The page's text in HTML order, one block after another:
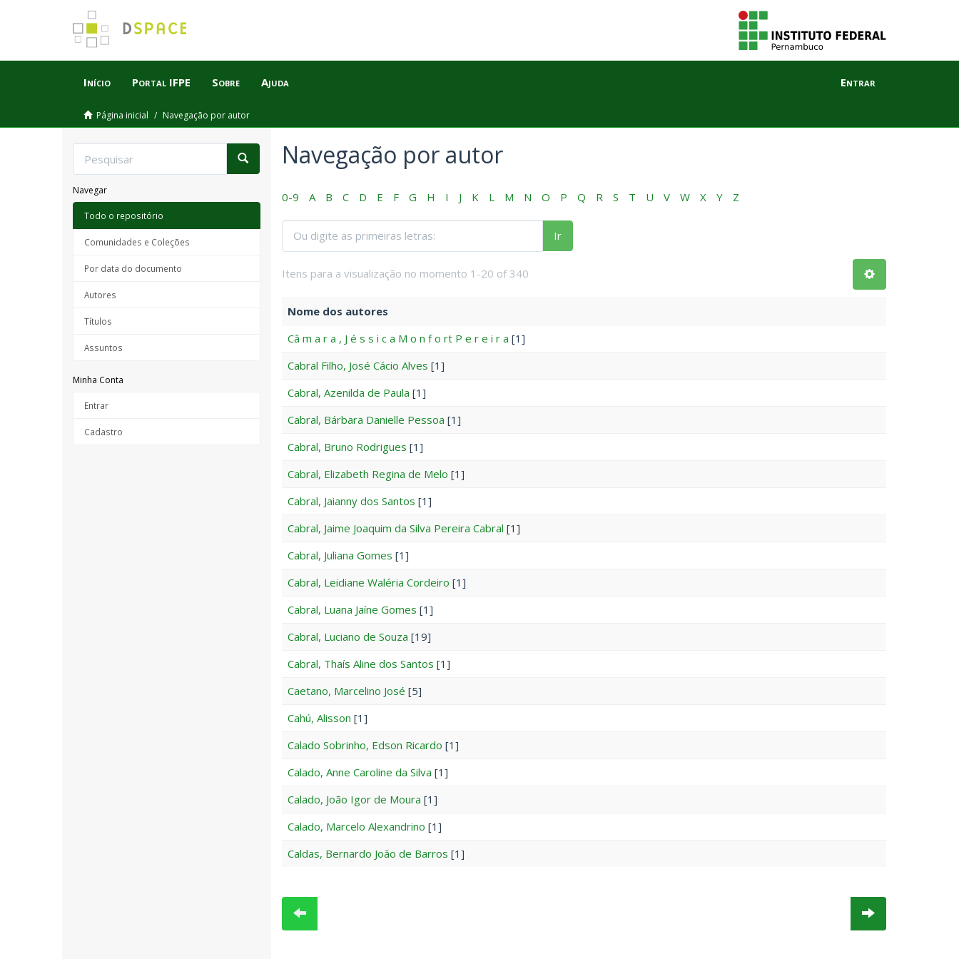
Início Portal IFPE Sobre Ajuda Entrar
Página inicial Navegação por autor
Navegar
Todo o repositório
Comunidades e Coleções
Por data do documento
Autores
Títulos
Assuntos
Minha Conta
Entrar
Cadastro
Navegação por autor
0-9 A B C D E F G H I J K L M N O P Q R S T U V W X Y Z
Ir
Itens para a visualização no momento 1-20 of 340
Nome dos autores
Câ m a r a , J é s s i c a M o n f o rt P e r e i r a [1]
Cabral Filho, José Cácio Alves [1]
Cabral, Azenilda de Paula [1]
Cabral, Bárbara Danielle Pessoa [1]
Cabral, Bruno Rodrigues [1]
Cabral, Elizabeth Regina de Melo [1]
Cabral, Jaianny dos Santos [1]
Cabral, Jaime Joaquim da Silva Pereira Cabral [1]
Cabral, Juliana Gomes [1]
Cabral, Leidiane Waléria Cordeiro [1]
Cabral, Luana Jaíne Gomes [1]
Cabral, Luciano de Souza [19]
Cabral, Thaís Aline dos Santos [1]
Caetano, Marcelino José [5]
Cahú, Alisson [1]
Calado Sobrinho, Edson Ricardo [1]
Calado, Anne Caroline da Silva [1]
Calado, João Igor de Moura [1]
Calado, Marcelo Alexandrino [1]
Caldas, Bernardo João de Barros [1]